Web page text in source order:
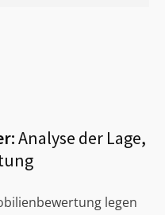
Analyse der Lage,
legen